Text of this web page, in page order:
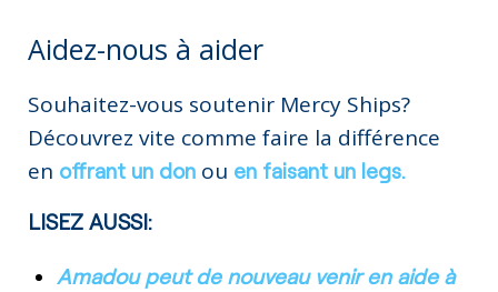
Aidez-nous à aider
Souhaitez-vous soutenir Mercy Ships?
Découvrez vite comme faire la différence
en offrant un don ou en faisant un legs.
LISEZ AUSSI:
Amadou peut de nouveau venir en aide à